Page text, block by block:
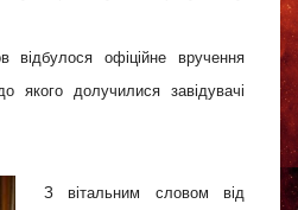
відбулося офіційне вручення
якого долучилися завідувачі
З вітальним словом від